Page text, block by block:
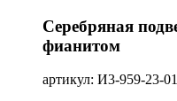
Серебряная
фианитом
артикул: И3-959-23-01